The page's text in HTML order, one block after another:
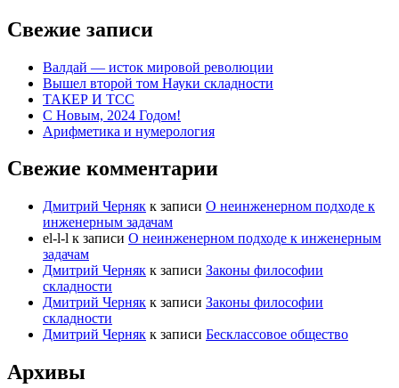
Свежие записи
Валдай — исток мировой революции
Вышел второй том Науки складности
ТАКЕР И ТСС
С Новым, 2024 Годом!
Арифметика и нумерология
Свежие комментарии
Дмитрий Черняк к записи О неинженерном подходе к
инженерным задачам
el-l-l к записи О неинженерном подходе к инженерным
задачам
Дмитрий Черняк к записи Законы философии
складности
Дмитрий Черняк к записи Законы философии
складности
Дмитрий Черняк к записи Бесклассовое общество
Архивы